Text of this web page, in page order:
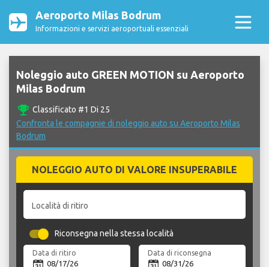
Aeroporto Milas Bodrum
Informazioni e servizi aeroportuali essenziali
Noleggio auto GREEN MOTION su Aeroporto
Milas Bodrum
emoji_events Classificato #1 Di 25
Confronta le compagnie di noleggio auto su Aeroporto Milas
Bodrum
NOLEGGIO AUTO DI VALORE INSUPERABILE
Località di ritiro
Riconsegna nella stessa località
Data di ritiro Data di riconsegna